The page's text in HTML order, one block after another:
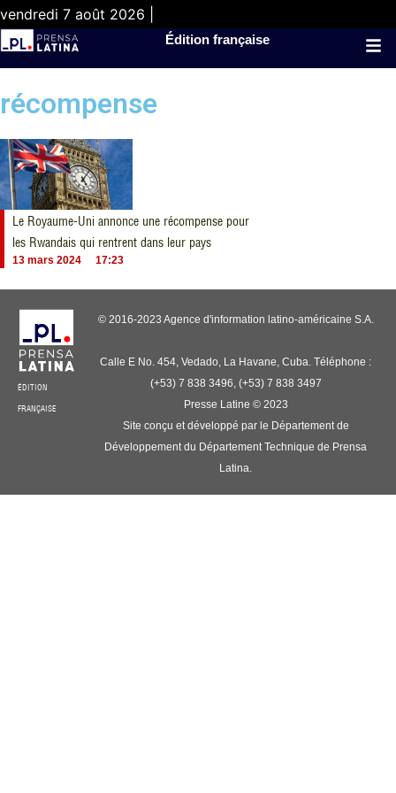
vendredi 7 août 2026 |
Édition française
récompense
Le Royaume-Uni annonce une récompense pour
les Rwandais qui rentrent dans leur pays
13 mars 2024 17:23
ÉDITION
FRANÇAISE
© 2016-2023 Agence d'information latino-américaine S.A.
Calle E No. 454, Vedado, La Havane, Cuba. Téléphone :
(+53) 7 838 3496, (+53) 7 838 3497
Presse Latine © 2023
Site conçu et développé par le Département de
Développement du Département Technique de Prensa
Latina.